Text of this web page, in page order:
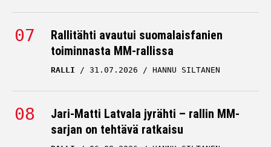
Rallitähti avautui suomalaisfanien
toiminnasta MM-rallissa
RALLI 31.07.2026 HANNU SILTANEN
Jari-Matti Latvala jyrähti – rallin MM-
sarjan on tehtävä ratkaisu